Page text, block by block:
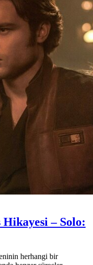
– Solo:
herhangi bir